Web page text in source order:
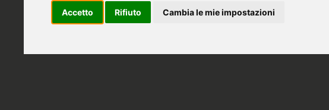
Accetto Rifiuto Cambia le mie impostazioni